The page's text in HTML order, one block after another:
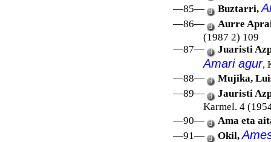
—85—
Buztarri,
—86—
Aurre
(1987 2) 109
—87—
Juaristi
Amari agur,
—88—
Mujika,
—89—
Jauristi
Karmel. 4
—90—
Ama eta
—91—
Okil,